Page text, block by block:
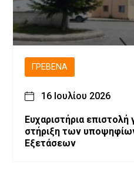
ΓΡΕΒΕΝΆ
16 Ιουλίου 2026
Ευχαριστήρια επιστολή
στήριξη των
Εξετάσεων